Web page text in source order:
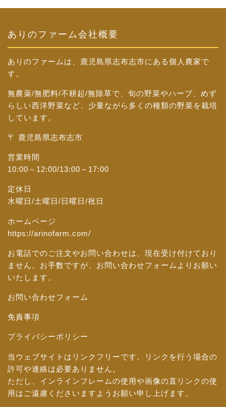
ありのファーム会社概要
ありのファームは、鹿児島県志布志市にある個人農家で
す。
無農薬/無肥料/不耕起/無除草で、旬の野菜やハーブ、めず
らしい西洋野菜など、少量ながら多くの種類の野菜を栽培
しています。
〒 鹿児島県志布志市
営業時間
10:00～12:00/13:00～17:00
定休日
水曜日/土曜日/日曜日/祝日
ホームページ
https://arinofarm.com/
お電話でのご注文やお問い合わせは、現在受け付けており
ません。お手数ですが、 お問い合わせフォーム よりお願い
いたします。
お問い合わせフォーム
免責事項
プライバシーポリシー
当ウェブサイトはリンクフリーです。リンクを行う場合の
許可や連絡は必要ありません。
ただし、インラインフレームの使用や画像の直リンクの使
用はご遠慮くださいますようお願い申し上げます。